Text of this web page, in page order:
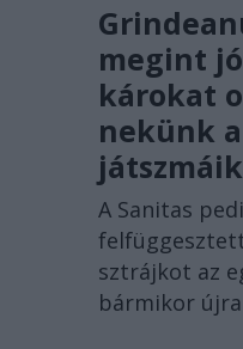
megint
károkat
nekünk
A Sanitas
sztrájkot az
bármikor